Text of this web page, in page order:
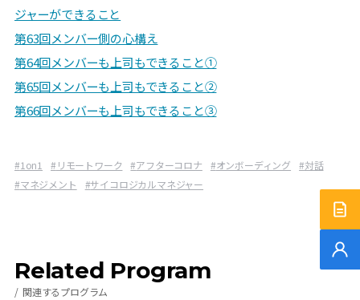
サ
無
ジャーができること
第63回メンバー側の心構え
第64回メンバーも上司もできること①
第65回メンバーも上司もできること②
第66回メンバーも上司もできること③
#1on1 # リモートワーク #アフターコロナ #オンボーディング #対話
#マネジメント #サイコロジカルマネジャー
Related Program
関連するプログラム